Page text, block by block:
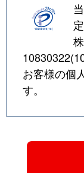
お客様の個
す。